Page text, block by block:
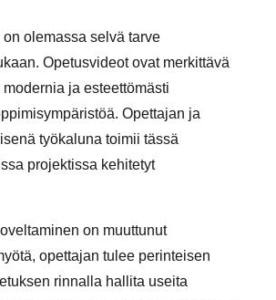
olemassa selvä tarve
Opetusvideot ovat merkittävä
ja esteettömästi
Opettajan ja
työkaluna toimii tässä
projektissa kehitetyt
on muuttunut
opettajan tulee perinteisen
rinnalla hallita useita